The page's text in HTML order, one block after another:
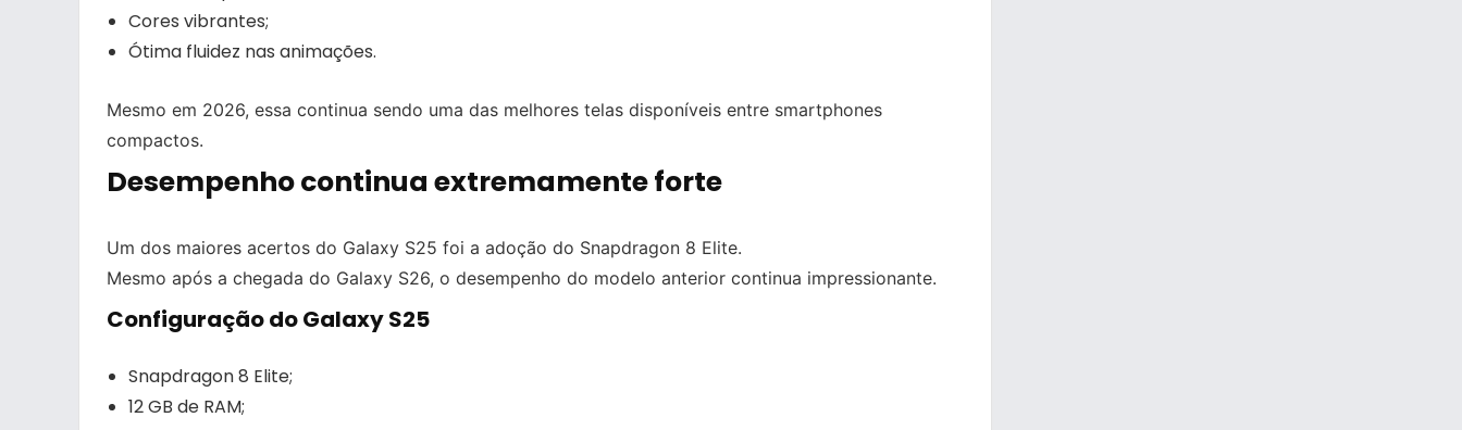
Cores vibrantes;
Ótima fluidez nas animações.
Mesmo em 2026, essa continua sendo uma das melhores telas disponíveis entre smartphones
compactos.
Desempenho continua extremamente forte
Um dos maiores acertos do Galaxy S25 foi a adoção do Snapdragon 8 Elite.
Mesmo após a chegada do Galaxy S26, o desempenho do modelo anterior continua impressionante.
Configuração do Galaxy S25
Snapdragon 8 Elite;
12 GB de RAM;